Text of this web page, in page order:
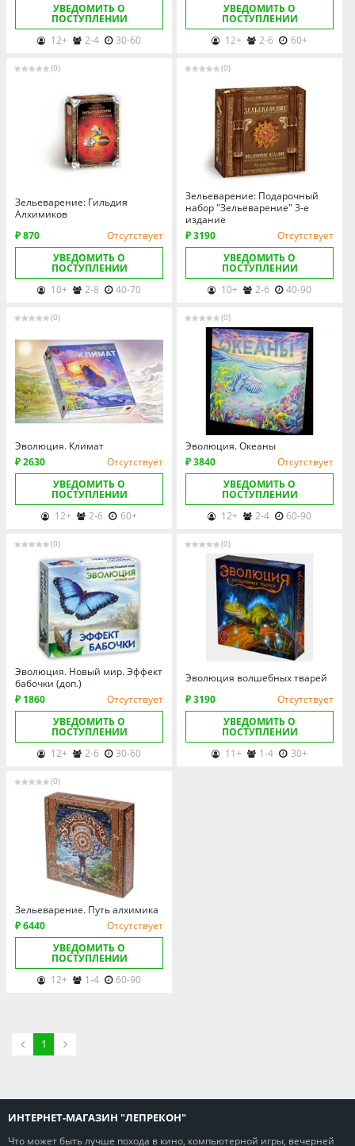
УВЕДОМИТЬ О
ПОСТУПЛЕНИИ
12+
2-4 30-60
УВЕДОМИТЬ О
ПОСТУПЛЕНИИ
12+
2-6 60+
(0)
Зельеварение: Гильдия
Алхимиков
₽ 870
Отсутствует
УВЕДОМИТЬ О
ПОСТУПЛЕНИИ
10+
2-8 40-70
(0)
Зельеварение: Подарочный
набор "Зельеварение" 3-е
издание
₽ 3190
Отсутствует
УВЕДОМИТЬ О
ПОСТУПЛЕНИИ
10+
2-6 40-90
(0)
Эволюция. Климат
₽ 2630
Отсутствует
УВЕДОМИТЬ О
ПОСТУПЛЕНИИ
12+
2-6 60+
(0)
Эволюция. Океаны
₽ 3840
Отсутствует
УВЕДОМИТЬ О
ПОСТУПЛЕНИИ
12+
2-4 60-90
(0)
Эволюция. Новый мир. Эффект
бабочки (доп.)
₽ 1860
Отсутствует
УВЕДОМИТЬ О
ПОСТУПЛЕНИИ
12+
2-6 30-60
(0)
Эволюция волшебных тварей
₽ 3190
Отсутствует
УВЕДОМИТЬ О
ПОСТУПЛЕНИИ
11+
1-4 30+
(0)
Зельеварение. Путь алхимика
₽ 6440
Отсутствует
УВЕДОМИТЬ О
ПОСТУПЛЕНИИ
12+
1-4 60-90
1
ИНТЕРНЕТ-МАГАЗИН "ЛЕПРЕКОН"
Что может быть лучше похода в кино, компьютерной игры, вечерней